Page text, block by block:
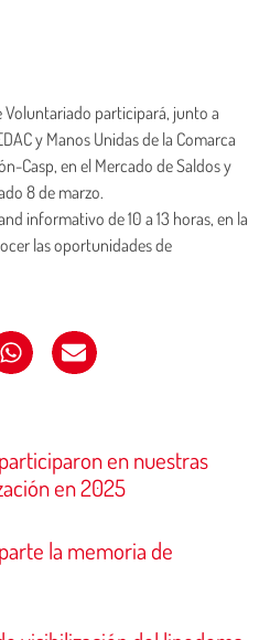
Voluntariado participará, junto a
y Manos Unidas de la Comarca
Casp, en el Mercado de Saldos y
8 de marzo.
informativo de 10 a 13 horas, en la
las oportunidades de
en nuestras
en 2025
la memoria de